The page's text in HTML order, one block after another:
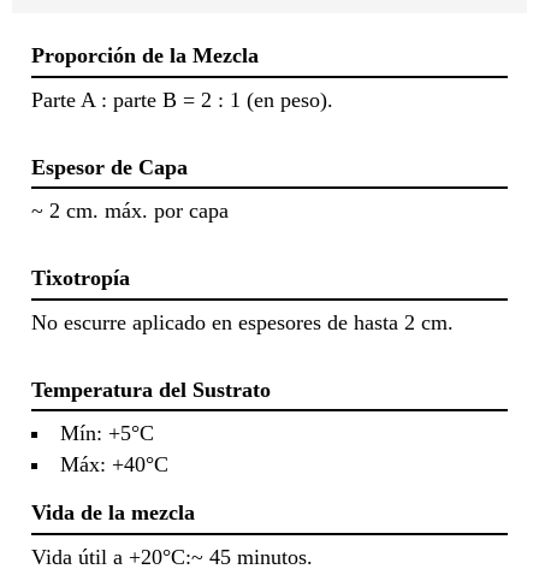
Proporción de la Mezcla
Parte A : parte B = 2 : 1 (en peso).
Espesor de Capa
~ 2 cm. máx. por capa
Tixotropía
No escurre aplicado en espesores de hasta 2 cm.
Temperatura del Sustrato
Mín: +5°C
Máx: +40°C
Vida de la mezcla
Vida útil a +20°C:~ 45 minutos.